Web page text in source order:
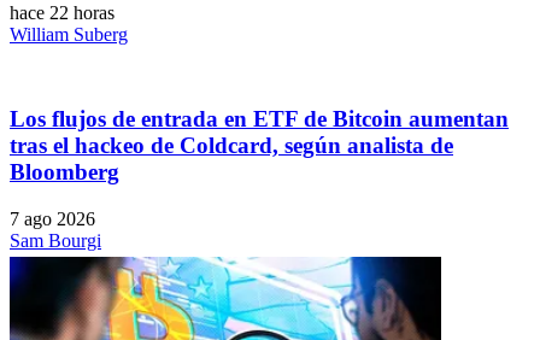
hace 22 horas
William Suberg
Los flujos de entrada en ETF de Bitcoin aumentan
tras el hackeo de Coldcard, según analista de
Bloomberg
7 ago 2026
Sam Bourgi